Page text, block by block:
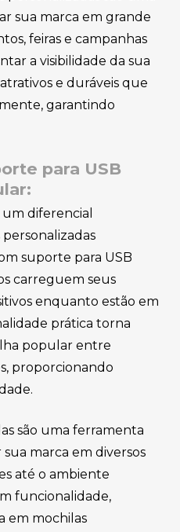
sua marca em grande
feiras e campanhas
a visibilidade da sua
e duráveis que
garantindo
para USB
diferencial
suporte para USB
carreguem seus
enquanto estão em
prática torna
popular entre
proporcionando
são uma ferramenta
marca em diversos
até o ambiente
funcionalidade,
em mochilas